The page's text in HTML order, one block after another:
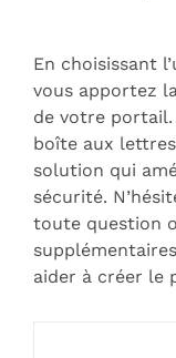
En choisissant
vous apportez
de votre
boîte aux
solution qui
sécurité.
toute question
aider à créer le